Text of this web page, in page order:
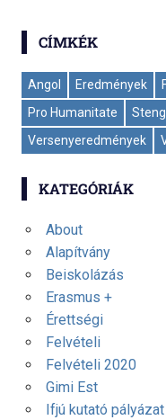
CÍMKÉK
Angol Eredmények
Pro Humanitate
Versenyeredmények
KATEGÓRIÁK
About
Alapítvány
Beiskolázás
Erasmus +
Érettségi
Felvételi
Felvételi 2020
Gimi Est
Ifjú kutató pályázat